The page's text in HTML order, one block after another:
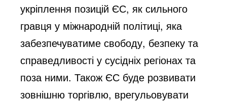
укріплення позицій ЄС, як сильного
гравця у міжнародній політиці, яка
забезпечуватиме свободу, безпеку та
справедливості у сусідніх регіонах та
поза ними. Також ЄС буде розвивати
зовнішню торгівлю, врегульовувати